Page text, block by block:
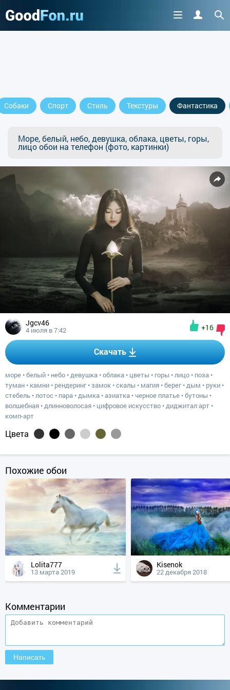
Собаки Спорт Стиль Текстуры Фантастика
Море, белый, небо, девушка, облака, цветы, горы,
лицо обои на телефон (фото, картинки)
Jgcv46
4 июля в 7:42 +16
Скачать
море •белый • небо •девушка •облака • цветы • горы •лицо • поза •
туман • камни • рендеринг•замок •скалы • магия •берег•дым • руки •
стебель •лотос • пара •дымка •азиатка •черное платье •бутоны •
волшебная •длинноволосая • цифровое искусство •диджитал арт •
комп-арт
Цвета
Похожие обои
Lolita777
13 марта 2019
Kisenok
22 декабря 2018
Комментарии